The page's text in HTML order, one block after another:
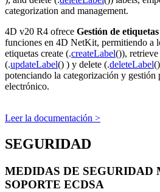
categorization and management.
4D v20 R4 ofrece Gestión de
funciones en 4D NetKit, permitiendo a
etiquetas create (.createLabel()), retrieve
(.updateLabel() ) y delete (.deleteLabel
potenciando la categorización y gestión
electrónico.
Leer la documentación >
SEGURIDAD
MEDIDAS DE SEGURIDAD
SOPORTE ECDSA